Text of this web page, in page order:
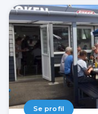
Se profil